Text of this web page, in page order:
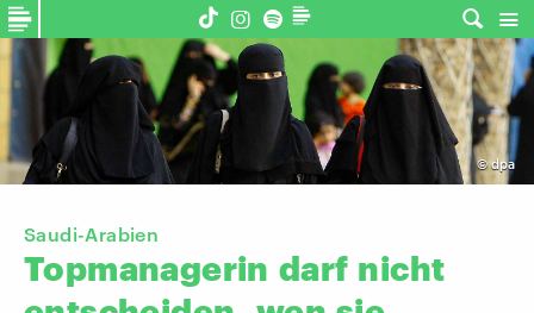
©dpa
Saudi-Arabien
Topmanagerin darf nicht